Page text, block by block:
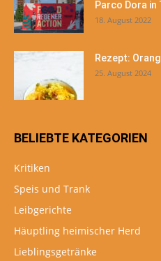
Parco Dora in
18. August 2022
Rezept:
25. August 2024
BELIEBTE KATEGORIEN
Kritiken
Speis und Trank
Leibgerichte
Häuptling heimischer Herd
Lieblingsgetränke